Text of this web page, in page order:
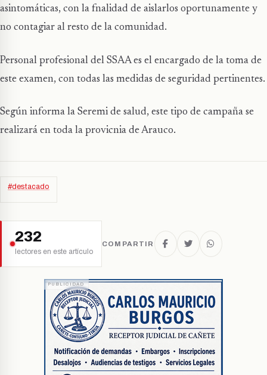
asintomáticas, con la fnalidad de aislarlos oportunamente y
no contagiar al resto de la comunidad.
Personal profesional del SSAA es el encargado de la toma de
este examen, con todas las medidas de seguridad pertinentes.
Según informa la Seremi de salud, este tipo de campaña se
realizará en toda la provicnia de Arauco.
#destacado
232
lectores en este artículo
COMPARTIR